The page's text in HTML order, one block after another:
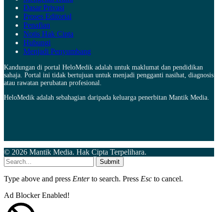
Dasar Privasi
Proses Editorial
Penafian
Notis Hak Cipta
Hubungi
Menjadi Penyumbang
Kandungan di portal HeloMedik adalah untuk maklumat dan pendidikan
sahaja. Portal ini tidak bertujuan untuk menjadi pengganti nasihat, diagnosis
atau rawatan perubatan profesional.
HeloMedik adalah sebahagian daripada keluarga penerbitan Mantik Media.
© 2026 Mantik Media. Hak Cipta Terpelihara.
Submit
Type above and press Enterto search. Press Esc to cancel.
Ad Blocker Enabled!